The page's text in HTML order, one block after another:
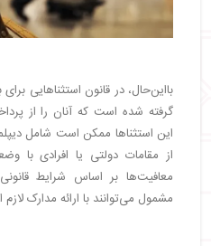
بااین‌حال، در قانون استثناهایی
گرفته شده است که آنان را از
این استثناها ممکن است شامل
از مقامات دولتی یا افرادی با
معافیت‌ها بر اساس شرایط
مشمول می‌توانند با ارائه مدارک